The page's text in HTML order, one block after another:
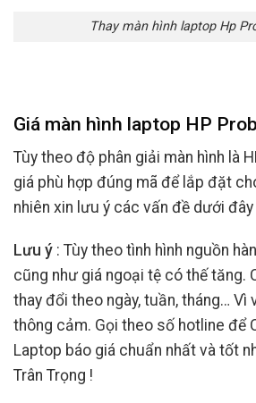
Thay màn hình laptop Hp
Giá màn hình laptop HP
Tùy theo độ phân giải màn hình là
giá phù hợp đúng mã để lắp đặt
nhiên xin lưu ý các vấn đề dưới đây
Lưu ý : Tùy theo tình hình nguồn
cũng như giá ngoại tệ có thế tăng.
thay đổi theo ngày, tuần, tháng… Vì
thông cảm. Gọi theo số hotline để
Laptop báo giá chuẩn nhất và tốt
Trân Trọng !